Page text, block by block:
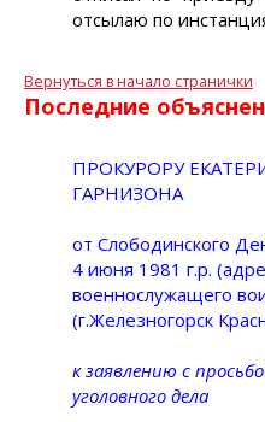
отсылаю по
Вернуться в начало странички
Последние
ПРОКУРОРУ
ГАРНИЗОНА
от Слободинского
4 июня 1981 г.р.
военнослужащего
(г.Железногорск
к заявлению с
уголовного дела